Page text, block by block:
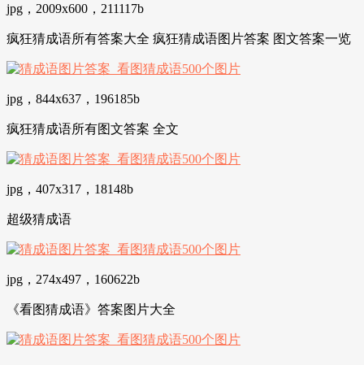
jpg，2009x600，211117b
疯狂猜成语所有答案大全 疯狂猜成语图片答案 图文答案一览
jpg，844x637，196185b
疯狂猜成语所有图文答案 全文
jpg，407x317，18148b
超级猜成语
jpg，274x497，160622b
《看图猜成语》答案图片大全